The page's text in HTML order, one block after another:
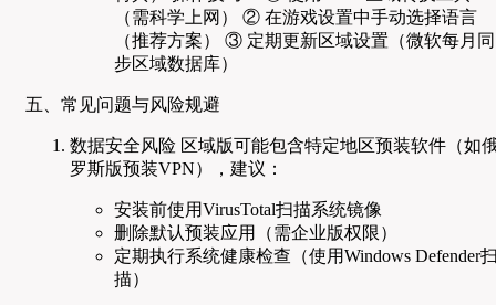
（需科学上网） ② 在游戏设置中手动选择语言
（推荐方案） ③ 定期更新区域设置（微软每月同
步区域数据库）
五、常见问题与风险规避
数据安全风险 区域版可能包含特定地区预装软件（如
罗斯版预装VPN），建议：
安装前使用VirusTotal扫描系统镜像
删除默认预装应用（需企业版权限）
定期执行系统健康检查（使用Windows Defender
描）